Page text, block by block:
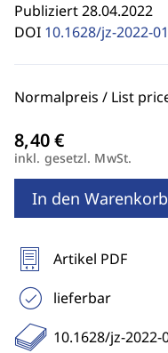
Publiziert 28.04.2022
DOI 10.1628/jz-2022-
Normalpreis / List
inkl. gesetzl. MwSt.
In den Warenkorb
Artikel PDF
lieferbar
10.1628/jz-2022-